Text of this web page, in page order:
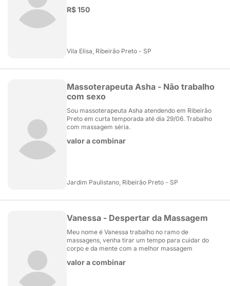
R$ 150
Vila Elisa, Ribeirão Preto - SP
Massoterapeuta Asha - Não trabalho
com sexo
Sou massoterapeuta Asha atendendo em Ribeirão
Preto em curta temporada até dia 29/06. Trabalho
com massagem séria.
valor a combinar
Jardim Paulistano, Ribeirão Preto - SP
Vanessa - Despertar da Massagem
Meu nome é Vanessa trabalho no ramo de
massagens, venha tirar um tempo para cuidar do
corpo e da mente com a melhor massagem
valor a combinar